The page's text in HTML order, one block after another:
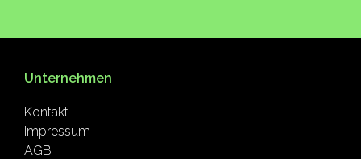
Unternehmen
Kontakt
Impressum
AGB